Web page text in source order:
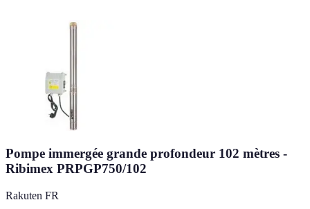
Pompe immergée grande profondeur 102 mètres -
Ribimex PRPGP750/102
Rakuten FR